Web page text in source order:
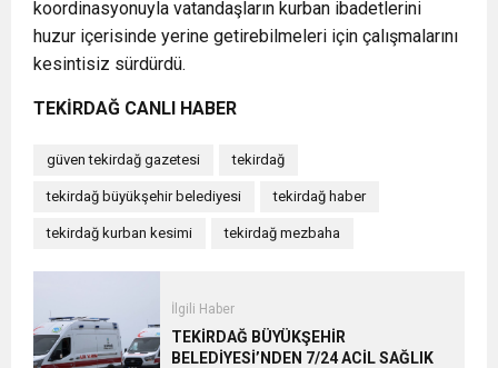
koordinasyonuyla vatandaşların kurban ibadetlerini
huzur içerisinde yerine getirebilmeleri için çalışmalarını
kesintisiz sürdürdü.
TEKİRDAĞ CANLI HABER
güven tekirdağ gazetesi tekirdağ
tekirdağ büyükşehir belediyesi tekirdağ haber
tekirdağ kurban kesimi tekirdağ mezbaha
İlgili Haber
TEKİRDAĞ BÜYÜKŞEHİR
BELEDİYESİ’NDEN 7/24 ACİL SAĞLIK